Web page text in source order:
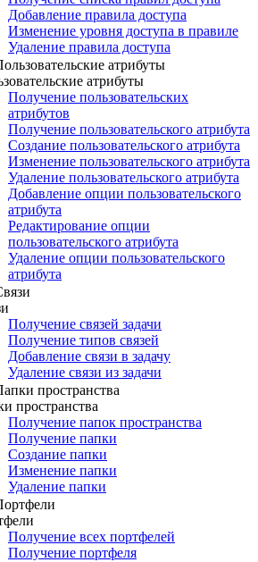
Добавление правила доступа
Изменение уровня доступа в правиле
Удаление правила доступа
атрибуты
атрибуты
Получение пользовательских
атрибутов
Получение пользовательского атрибута
Создание пользовательского атрибута
Изменение пользовательского атрибута
Удаление пользовательского атрибута
Добавление опции пользовательского
атрибута
Редактирование опции
пользовательского атрибута
Удаление опции пользовательского
атрибута
Получение связей задачи
Получение типов связей
Добавление связи в задачу
Удаление связи из задачи
пространства
пространства
Получение папок пространства
Получение папки
Создание папки
Изменение папки
Удаление папки
Получение всех портфелей
Получение портфеля